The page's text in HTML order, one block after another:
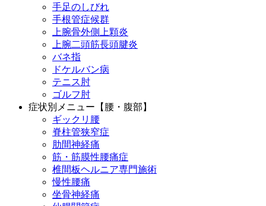
手足のしびれ
手根管症候群
上腕骨外側上顆炎
上腕二頭筋長頭腱炎
バネ指
ドケルバン病
テニス肘
ゴルフ肘
症状別メニュー【腰・腹部】
ギックリ腰
脊柱管狭窄症
肋間神経痛
筋・筋膜性腰痛症
椎間板ヘルニア専門施術
慢性腰痛
坐骨神経痛